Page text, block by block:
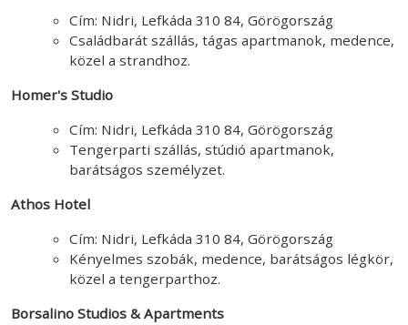
Cím: Nidri, Lefkáda 310 84, Görögország
Családbarát szállás, tágas apartmanok, medence,
közel a strandhoz.
Homer's Studio
Cím: Nidri, Lefkáda 310 84, Görögország
Tengerparti szállás, stúdió apartmanok,
barátságos személyzet.
Athos Hotel
Cím: Nidri, Lefkáda 310 84, Görögország
Kényelmes szobák, medence, barátságos légkör,
közel a tengerparthoz.
Borsalino Studios & Apartments